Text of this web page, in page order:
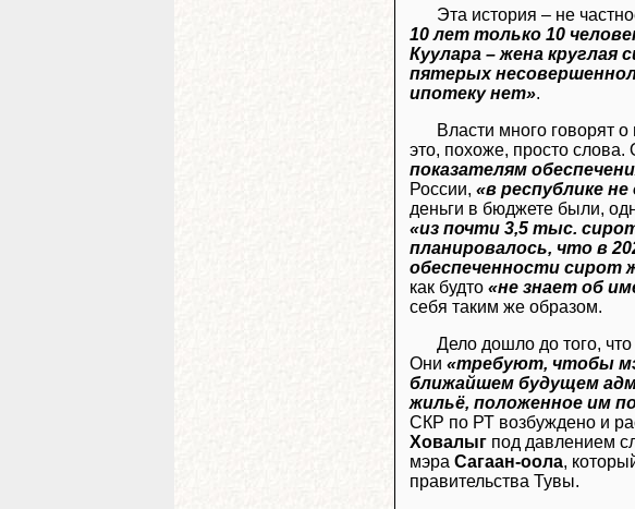
Эта история – не
10 лет только 10
Куулара – жена круглая
пятерых
ипотеку нет».
Власти много говорят
это, похоже, просто слова.
показателям
России, «в республике
деньги в бюджете были,
«из почти 3,5 тыс.
планировалось, что в
обеспеченности сирот
как будто «не знает об
себя таким же образом.
Дело дошло до того, что
Они «требуют, чтобы
ближайшем будущем
жильё, положенное им
СКР по РТ возбуждено и
Ховалыг под давлением
мэра Сагаан-оола,
правительства Тувы.